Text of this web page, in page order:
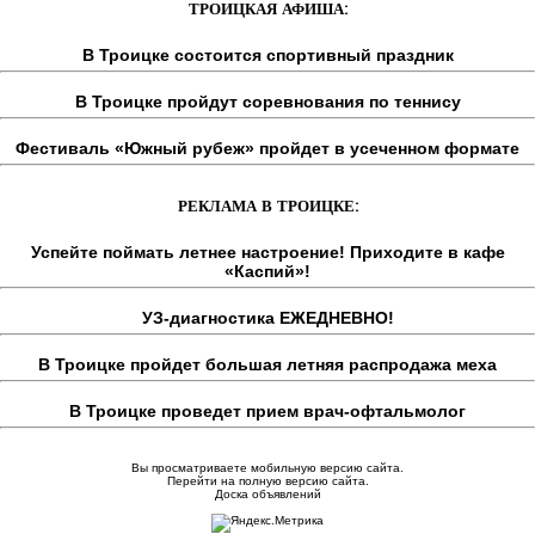
ТРОИЦКАЯ АФИША:
В Троицке состоится спортивный праздник
В Троицке пройдут соревнования по теннису
Фестиваль «Южный рубеж» пройдет в усеченном формате
РЕКЛАМА В ТРОИЦКЕ:
Успейте поймать летнее настроение! Приходите в кафе
«Каспий»!
УЗ-диагностика ЕЖЕДНЕВНО!
В Троицке пройдет большая летняя распродажа меха
В Троицке проведет прием врач-офтальмолог
Вы просматриваете мобильную версию сайта.
Перейти на полную версию сайта.
Доска объявлений